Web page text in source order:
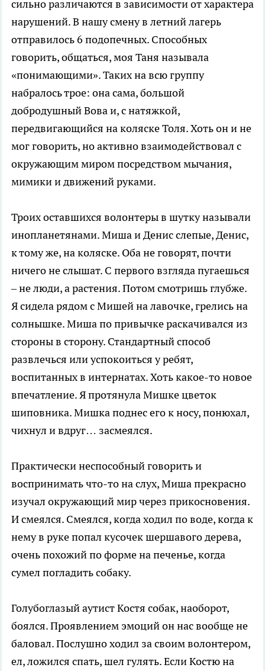
сильно различаются в зависимости от характера
нарушений. В нашу смену в летний лагерь
отправилось 6 подопечных. Способных
говорить, общаться, моя Таня называла
«понимающими». Таких на всю группу
набралось трое: она сама, большой
добродушный Вова и, с натяжкой,
передвигающийся на коляске Толя. Хоть он и не
мог говорить, но активно взаимодействовал с
окружающим миром посредством мычания,
мимики и движений руками.
Троих оставшихся волонтеры в шутку называли
инопланетянами. Миша и Денис слепые, Денис,
к тому же, на коляске. Оба не говорят, почти
ничего не слышат. С первого взгляда пугаешься
– не люди, а растения. Потом смотришь глубже.
Я сидела рядом с Мишей на лавочке, грелись на
солнышке. Миша по привычке раскачивался из
стороны в сторону. Стандартный способ
развлечься или успокоиться у ребят,
воспитанных в интернатах. Хоть какое-то новое
впечатление. Я протянула Мишке цветок
шиповника. Мишка поднес его к носу, понюхал,
чихнул и вдруг… засмеялся.
Практически неспособный говорить и
воспринимать что-то на слух, Миша прекрасно
изучал окружающий мир через прикосновения.
И смеялся. Смеялся, когда ходил по воде, когда к
нему в руке попал кусочек шершавого дерева,
очень похожий по форме на печенье, когда
сумел погладить собаку.
Голубоглазый аутист Костя собак, наоборот,
боялся. Проявлением эмоций он нас вообще не
баловал. Послушно ходил за своим волонтером,
ел, ложился спать, шел гулять. Если Костю на